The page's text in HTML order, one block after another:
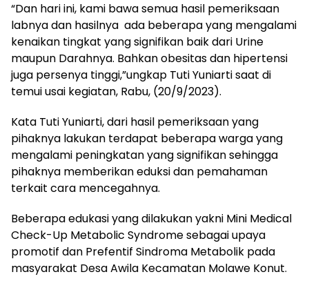
“Dan hari ini, kami bawa semua hasil pemeriksaan
labnya dan hasilnya ada beberapa yang mengalami
kenaikan tingkat yang signifikan baik dari Urine
maupun Darahnya. Bahkan obesitas dan hipertensi
juga persenya tinggi,”ungkap Tuti Yuniarti saat di
temui usai kegiatan, Rabu, (20/9/2023).
Kata Tuti Yuniarti, dari hasil pemeriksaan yang
pihaknya lakukan terdapat beberapa warga yang
mengalami peningkatan yang signifikan sehingga
pihaknya memberikan eduksi dan pemahaman
terkait cara mencegahnya.
Beberapa edukasi yang dilakukan yakni Mini Medical
Check-Up Metabolic Syndrome sebagai upaya
promotif dan Prefentif Sindroma Metabolik pada
masyarakat Desa Awila Kecamatan Molawe Konut.